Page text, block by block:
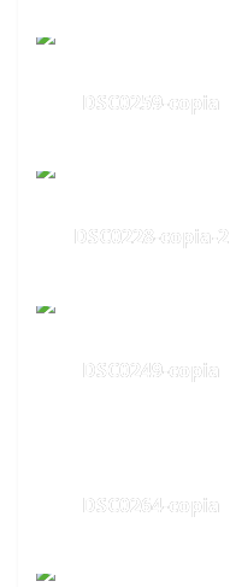
DSC0259-copia
DSC0228-copia-2
DSC0249-copia
DSC0264-copia